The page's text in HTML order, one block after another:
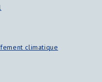
climatique